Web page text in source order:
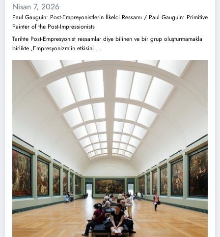
Nisan 7, 2026
Paul Gauguin: Post-Empreyonistlerin İlkelci Ressamı / Paul Gauguin: Primitive
Painter of the Post-Impressionists
Tarihte Post-Empresyonist ressamlar diye bilinen ve bir grup oluşturmamakla
birlikte ,Empresyonizm’in etkisini …